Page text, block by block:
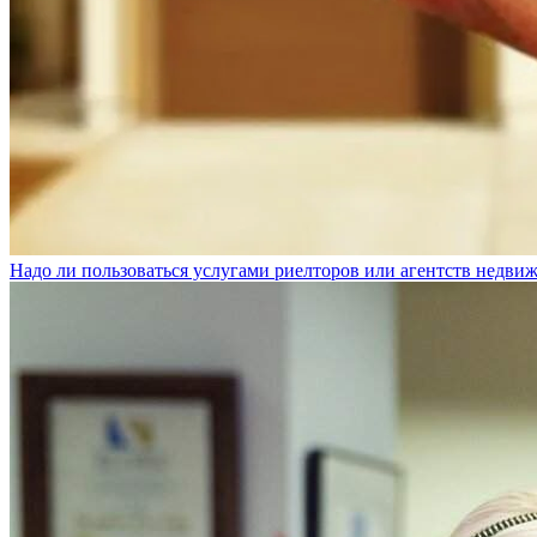
Надо ли пользоваться услугами риелторов или агентств